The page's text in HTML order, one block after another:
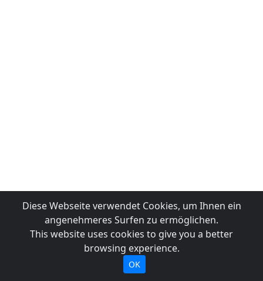
Diese Webseite verwendet Cookies, um Ihnen ein
angenehmeres Surfen zu ermöglichen.
This website uses cookies to give you a better
browsing experience.
OK